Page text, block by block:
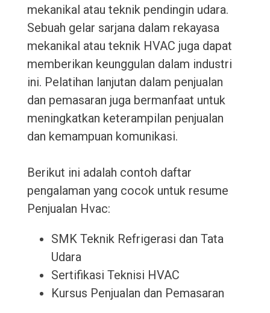
mekanikal atau teknik pendingin udara.
Sebuah gelar sarjana dalam rekayasa
mekanikal atau teknik HVAC juga dapat
memberikan keunggulan dalam industri
ini. Pelatihan lanjutan dalam penjualan
dan pemasaran juga bermanfaat untuk
meningkatkan keterampilan penjualan
dan kemampuan komunikasi.
Berikut ini adalah contoh daftar
pengalaman yang cocok untuk resume
Penjualan Hvac:
SMK Teknik Refrigerasi dan Tata
Udara
Sertifikasi Teknisi HVAC
Kursus Penjualan dan Pemasaran